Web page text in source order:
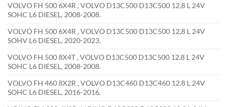
VOLVO FH 500 6X4R , VOLVO D13C500 D13C500 12,8 L 24V
SOHC L6 DIESEL, 2008-2008.
VOLVO FH 500 6X4R , VOLVO D13C500 D13C500 12,8 L 24V
SOHV L6 DIESEL, 2020-2023.
VOLVO FH 500 8X4T , VOLVO D13C500 D13C500 12,8 L 24V
SOHC L6 DIESEL, 2008-2008.
VOLVO FH 460 8X2R , VOLVO D13C460 D13C460 12.8 L 24V
SOHC L6 DIESEL, 2016-2016.